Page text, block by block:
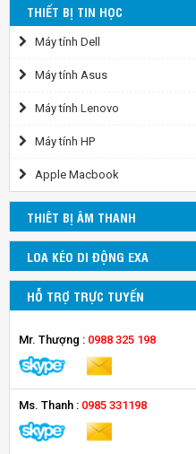
THIẾT BỊ TIN HỌC
Máy tính Dell
Máy tính Asus
Máy tính Lenovo
Máy tính HP
Apple Macbook
THIÊT BỊ ÂM THANH
LOA KÉO DI ĐỘNG EXA
HỖ TRỢ TRỰC TUYẾN
Mr. Thượng : 0988 325 198
Ms. Thanh : 0985 331198